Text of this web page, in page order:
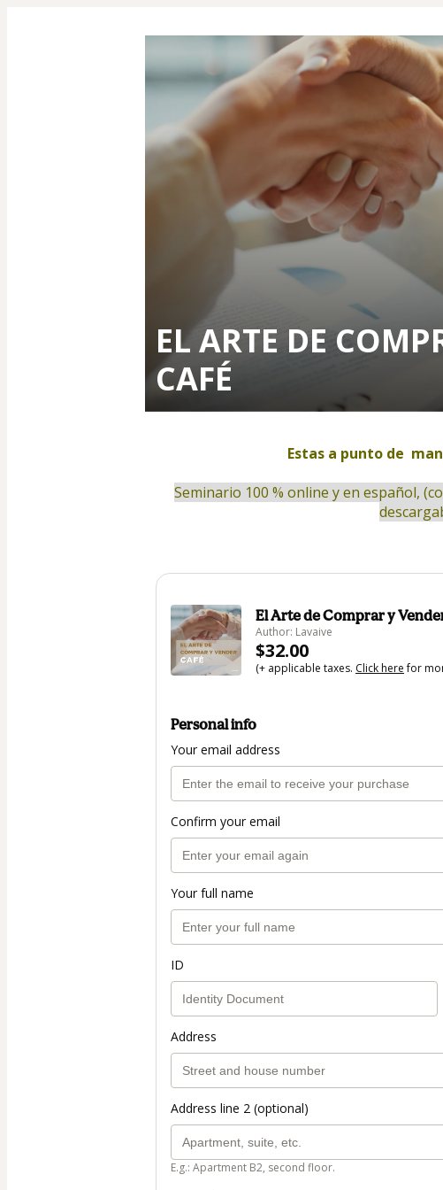
EL ARTE DE
CAFÉ
Estas a punto de
Seminario 100 % online y en español,
El Arte de Comprar y
Author: Lavaive
$32.00
(+ applicable taxes. Click herefor
Personal info
Your email address
Confirm your email
Your full name
ID
Address
Address line 2 (optional)
E.g.: Apartment B2, second floor.